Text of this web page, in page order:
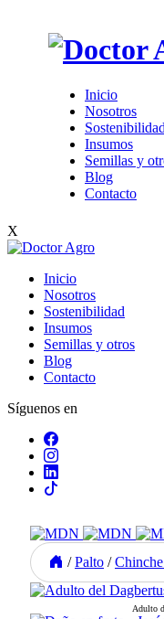
Inicio
Nosotros
Sostenibilidad
Insumos
Semillas y
Blog
Contacto
X
Inicio
Nosotros
Sostenibilidad
Insumos
Semillas y otros
Blog
Contacto
Síguenos en
/ Palto /
Adulto